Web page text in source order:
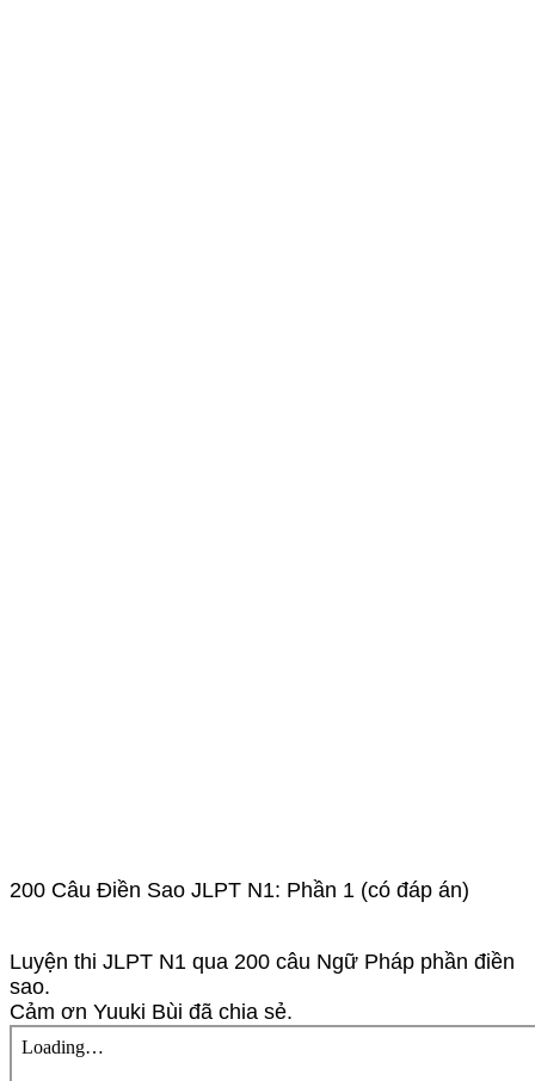
200 Câu Điền Sao JLPT N1: Phần 1 (có đáp án)
Luyện thi JLPT N1 qua 200 câu Ngữ Pháp phần điền
sao.
Cảm ơn Yuuki Bùi đã chia sẻ.